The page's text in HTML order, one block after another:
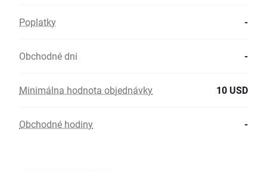
Poplatky -
Obchodné dni -
Minimálna hodnota objednávky 10 USD
Obchodné hodiny -